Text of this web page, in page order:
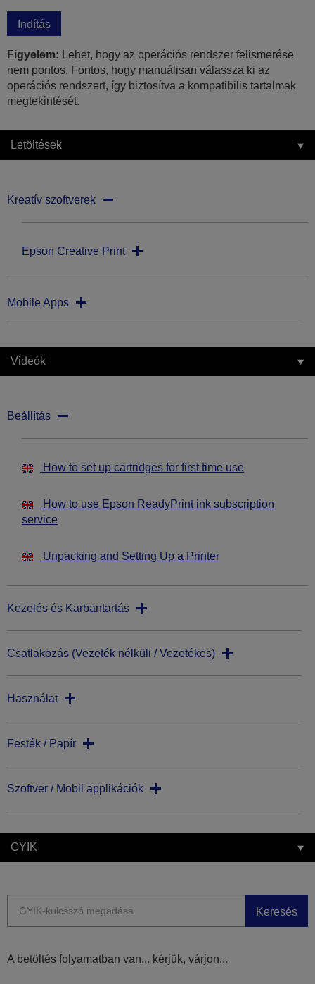
Indítás
Figyelem: Lehet, hogy az operációs rendszer felismerése
nem pontos. Fontos, hogy manuálisan válassza ki az
operációs rendszert, így biztosítva a kompatibilis tartalmak
megtekintését.
Letöltések
Kreatív szoftverek
Epson Creative Print
Mobile Apps
Videók
Beállítás
How to set up cartridges for first time use
How to use Epson ReadyPrint ink subscription
service
Unpacking and Setting Up a Printer
Kezelés és Karbantartás
Csatlakozás (Vezeték nélküli / Vezetékes)
Használat
Festék / Papír
Szoftver / Mobil applikációk
GYIK
Keresés
A betöltés folyamatban van... kérjük, várjon...